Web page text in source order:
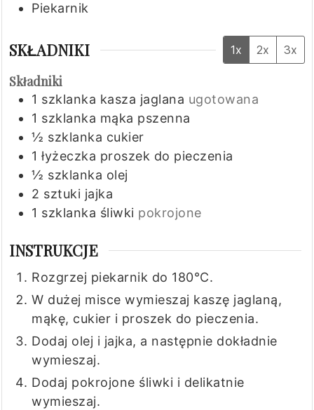
Piekarnik
SKŁADNIKI 1x 2x 3x
Składniki
1 szklanka kasza jaglana ugotowana
1 szklanka mąka pszenna
½ szklanka cukier
1 łyżeczka proszek do pieczenia
½ szklanka olej
2 sztuki jajka
1 szklanka śliwki pokrojone
INSTRUKCJE
Rozgrzej piekarnik do 180°C.
W dużej misce wymieszaj kaszę jaglaną,
mąkę, cukier i proszek do pieczenia.
Dodaj olej i jajka, a następnie dokładnie
wymieszaj.
Dodaj pokrojone śliwki i delikatnie
wymieszaj.